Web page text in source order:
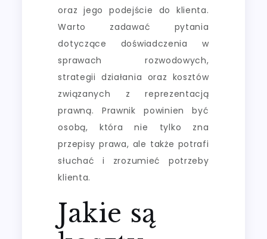
oraz jego podejście do klienta.
Warto zadawać pytania
dotyczące doświadczenia w
sprawach rozwodowych,
strategii działania oraz kosztów
związanych z reprezentacją
prawną. Prawnik powinien być
osobą, która nie tylko zna
przepisy prawa, ale także potrafi
słuchać i zrozumieć potrzeby
klienta.
Jakie są